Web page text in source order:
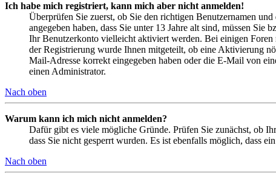
Ich habe mich registriert, kann mich aber nicht anmelden!
Überprüfen Sie zuerst, ob Sie den richtigen Benutzernamen
angegeben haben, dass Sie unter 13 Jahre alt sind, müssen
Ihr Benutzerkonto vielleicht aktiviert werden. Bei einigen Foren
der Registrierung wurde Ihnen mitgeteilt, ob eine Aktivierung
Mail-Adresse korrekt eingegeben haben oder die E-Mail von
einen Administrator.
Nach oben
Warum kann ich mich nicht anmelden?
Dafür gibt es viele mögliche Gründe. Prüfen Sie zunächst, ob
dass Sie nicht gesperrt wurden. Es ist ebenfalls möglich, dass
Nach oben